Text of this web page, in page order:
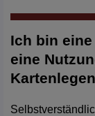
Ich bin
eine